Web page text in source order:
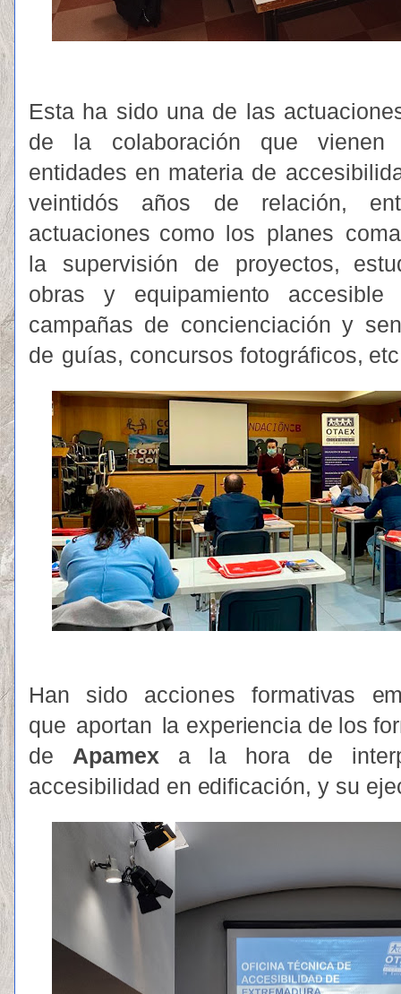
Esta ha sido una de las
de la colaboración que vienen
entidades en materia de
veintidós años de relación,
actuaciones como los planes com
la
supervisión de proyectos, estu
obras
y equipamiento accesible
campañas de concienciación y sen
de guías, concursos fotográficos,
Han sido acciones formativas e
que aportan la experiencia de los for
de
Apamex a la hora de
accesibilidad en edificación, y su eje